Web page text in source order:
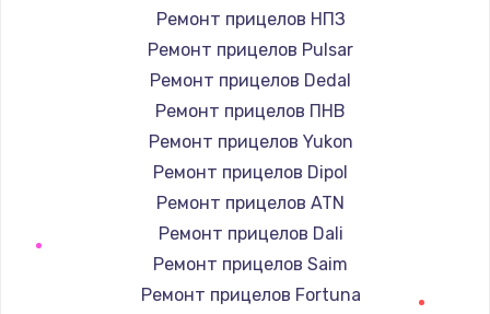
Замена конфорки
1100 руб.
Заказать
Замена платы сенсора
900 руб.
Заказать
Замена регулятора режимов конфорки
Ремонт прицелов НПЗ
Ремонт прицелов Pulsar
Ремонт прицелов Dedal
Ремонт прицелов ПНВ
Ремонт прицелов Yukon
Ремонт прицелов Dipol
Ремонт прицелов ATN
Ремонт прицелов Dali
Ремонт прицелов Saim
Ремонт прицелов Fortuna